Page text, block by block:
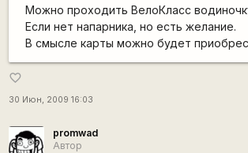
Можно проходить ВелоКласс
Если нет напарника, но есть желание.
В смысле карты можно будет
favorite_border
30 Июн, 2009 16:03
promwad
Автор